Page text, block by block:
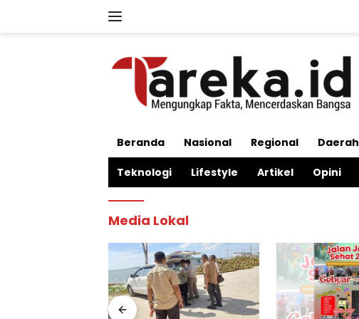
Beranda Nasional Regional Daerah
Teknologi Lifestyle Artikel Opini
Media Lokal